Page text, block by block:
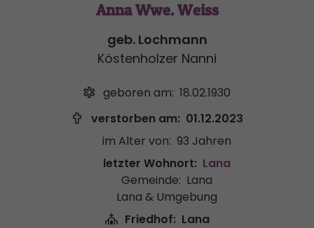
Anna Wwe. Weiss
geb. Lochmann
Köstenholzer Nanni
geboren am: 18.02.1930
verstorben am: 01.12.2023
im Alter von: 93 Jahren
letzter Wohnort: Lana
Gemeinde: Lana
Lana & Umgebung
Friedhof: Lana